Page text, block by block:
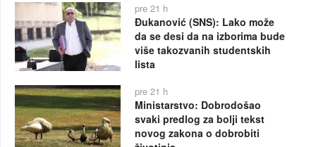
pre 21 h
Đukanović (SNS): Lako može
da se desi da na izborima bude
više takozvanih studentskih
lista
pre 21 h
Ministarstvo: Dobrodošao
svaki predlog za bolji tekst
novog zakona o dobrobiti